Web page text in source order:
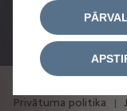
Rezervējiet
pakalpojumu
Privātuma politika